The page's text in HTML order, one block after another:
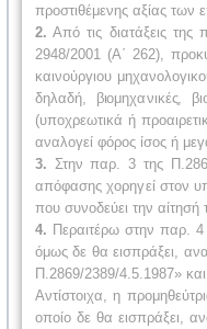
προστιθέμενης αξίας των
2. Από τις διατάξεις
2948/2001 (Α΄ 262),
καινούργιου
δηλαδή, βιομηχανικές,
(υποχρεωτικά ή
αναλογεί φόρος ίσος ή
3. Στην παρ. 3 της
απόφασης χορηγεί στον
που συνοδεύει την αίτησή
4. Περαιτέρω στην παρ. 4
όμως δε θα εισπράξει,
Π.2869/2389/4.5.1987»
Αντίστοιχα, η
οποίο δε θα εισπράξει,